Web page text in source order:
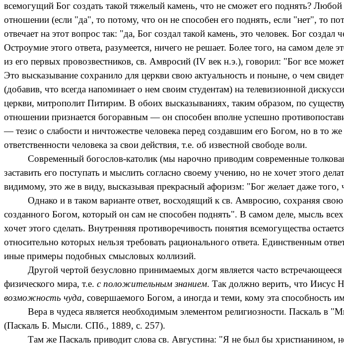
всемогущий Бог создать такой тяжелый камень, что не сможет его поднять?
отношении (если "да", то потому, что он не способен его поднять, если "нет", то
отвечает на этот вопрос так: "да, Бог создал такой камень, это человек. Бог
Остроумие этого ответа, разумеется, ничего не решает. Более того, на самом деле
из его первых провозвестников, св. Амвросий (IV век н.э.), говорил: "Бог все
Это высказывание сохранило для церкви свою актуальность и поныне, о чем
(добавив, что всегда напоминает о нем своим студентам) на телевизионной
церкви, митрополит Питирим. В обоих высказываниях, таким образом, по
отношении признается богоравным — он способен вполне успешно
— тезис о слабости и ничтожестве человека перед создавшим его Богом, но в то
ответственности человека за свои действия, т.е. об известной свободе воли.
Современный богослов-католик (мы нарочно приводим современные
заставить его поступать и мыслить согласно своему учению, но не хочет этого
видимому, это же в виду, высказывая прекрасный афоризм: "Бог желает даже того,
Однако и в таком варианте ответ, восходящий к св. Амвросию, сохраняя
созданного Богом, который он сам не способен поднять". В самом деле, мысль
хочет этого сделать. Внутренняя противоречивость понятия всемогущества
относительно которых нельзя требовать рационального ответа. Единственным
иные примеры подобных смысловых коллизий.
Другой чертой безусловно принимаемых догм является часто
физического мира, т.е. с положительным знанием. Так должно верить, что Иисус
возможность чуда, совершаемого Богом, а иногда и теми, кому эта способность
Вера в чудеса является необходимым элементом религиозности. Паскаль в
(Паскаль Б. Мысли. СПб., 1889, с. 257).
Там же Паскаль приводит слова св. Августина: "Я не был бы христианином,